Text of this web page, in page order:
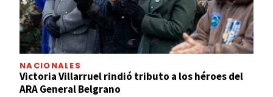
NACIONALES
Victoria Villarruel rindió tributo a los héroes del
ARA General Belgrano